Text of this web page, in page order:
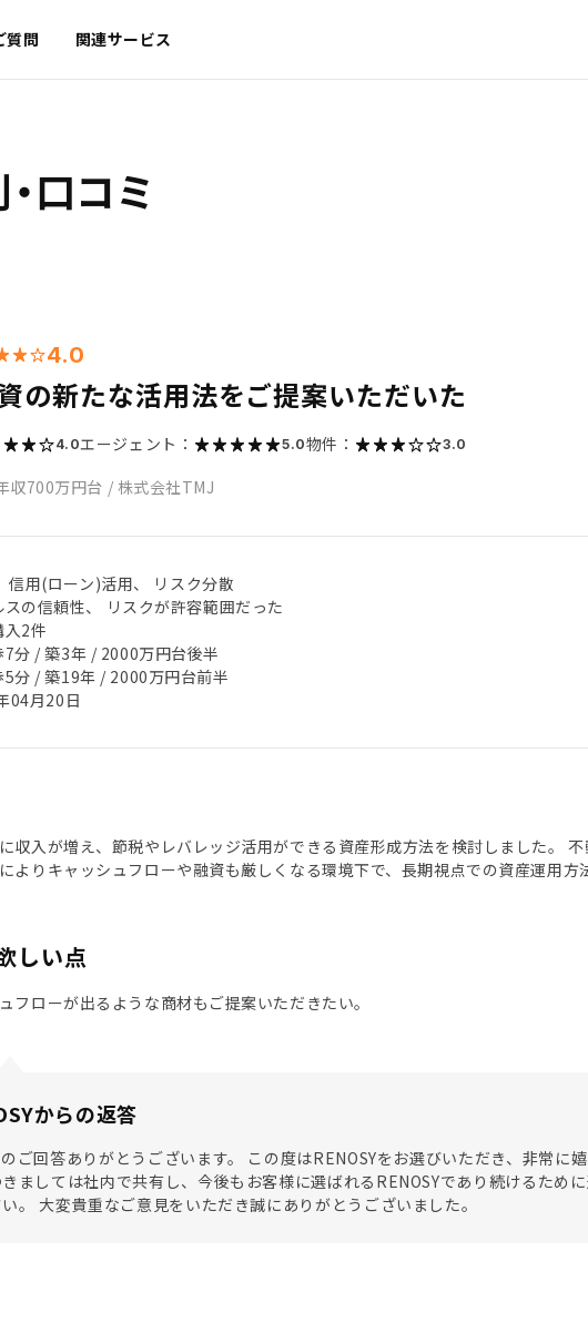
質問 関連サービス
口コミ
4.0
の新たな活用法をご提案いただいた
4.0エージェント： 5.0物件： 3.0
収700万円台 / 株式会社TMJ
信用(ローン)活用、 リスク分散
スの信頼性、 リスクが許容範囲だった
入2件
7分 / 築3年 / 2000万円台後半
5分 / 築19年 / 2000万円台前半
04月20日
収入が増え、節税やレバレッジ活用ができる資産形成方法を検討しました。 不
よりキャッシュフローや融資も厳しくなる環境下で、長期視点での資産運用
しい点
フローが出るような商材もご提案いただきたい。
からの返答
ご回答ありがとうございます。 この度はRENOSYをお選びいただき、非常に
ましては社内で共有し、今後もお客様に選ばれるRENOSYであり続けるため
。 大変貴重なご意見をいただき誠にありがとうございました。